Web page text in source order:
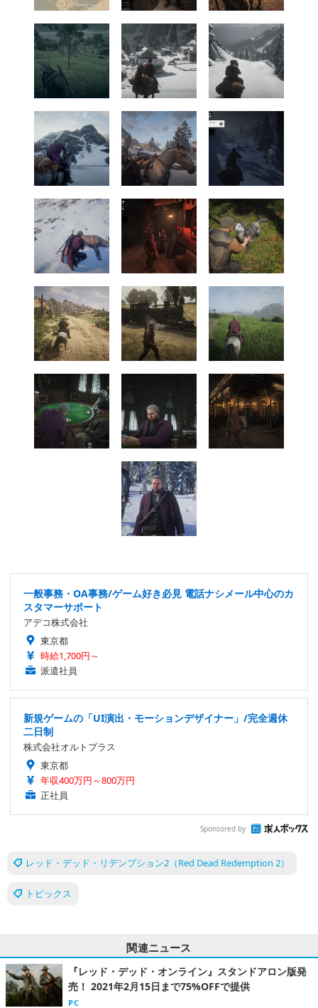
一般事務・OA事務/ゲーム好き必見 電話ナシメール中心のカ
スタマーサポート
アデコ株式会社
東京都
時給1,700円～
派遣社員
新規ゲームの「UI演出・モーションデザイナー」/完全週休
二日制
株式会社オルトプラス
東京都
年収400万円～800万円
正社員
Sponsored by
レッド・デッド・リデンプション2（Red Dead Redemption 2）
トピックス
関連ニュース
『レッド・デッド・オンライン』スタンドアロン版発
売！ 2021年2月15日まで75%OFFで提供
PC